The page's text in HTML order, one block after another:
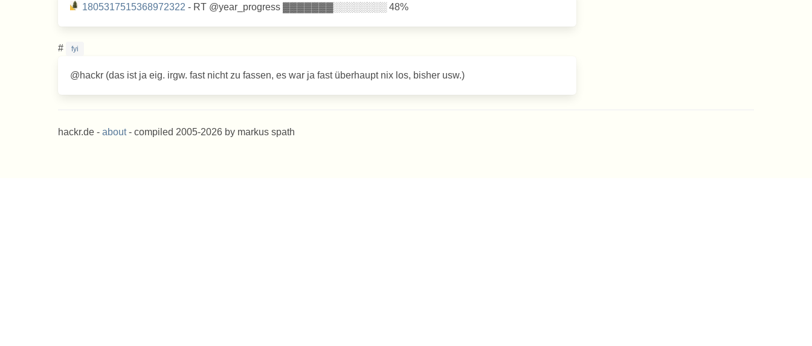
1805317515368972322 - RT @year_progress ▓▓▓▓▓▓▓░░░░░░░░ 48%
# fyi
@hackr (das ist ja eig. irgw. fast nicht zu fassen, es war ja fast überhaupt nix los, bisher usw.)
hackr.de - about- compiled 2005-2026 by markus spath